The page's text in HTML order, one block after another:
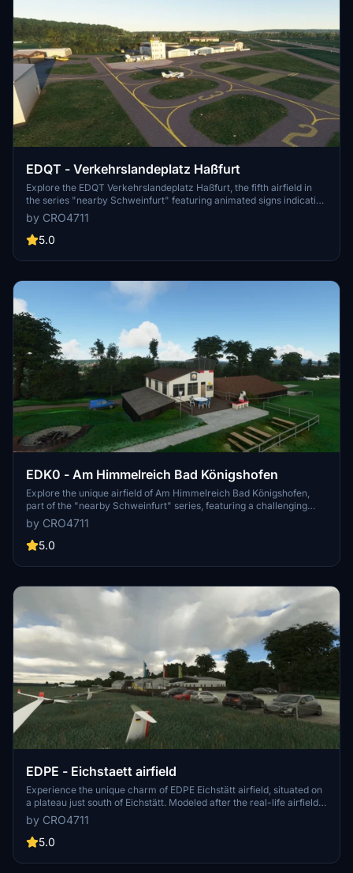
EDQT - Verkehrslandeplatz Haßfurt
Explore the EDQT Verkehrslandeplatz Haßfurt, the fifth airfield in
the series "nearby Schweinfurt" featuring animated signs indicating
the active runway based on wind direction. Dont miss out on the
Nuclear Power Plant Grafenrheinfeld KKG landmark. This scenery
is a part of a collection including other notable airfields and
copying the folder into your Community folder.
by CRO4711
5.0
EDK0 - Am Himmelreich Bad Königshofen
Explore the unique airfield of Am Himmelreich Bad Königshofen,
part of the "nearby Schweinfurt" series, featuring a challenging
uphill runway with a 50ft altitude difference. This small glider
airfield offers a fictional ICAO code and promises an immersive
flying experience in Microsoft Flight Simulator. Special thanks to
during testing.
by CRO4711
5.0
EDPE - Eichstaett airfield
Experience the unique charm of EDPE Eichstätt airfield, situated on
a plateau just south of Eichstätt. Modeled after the real-life airfields
weekend operations, explore the closed hangars and gliders that
come to life on Saturdays and Sundays. Encounter realistic weather
conditions and future updates to enhance your sim experience.
by CRO4711
5.0